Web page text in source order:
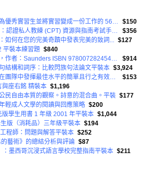
$150
$356
如何在您的完美奇蹟中發表完美的致詞...
$127
平裝本練習題 $840
$914
結構和詞序：比較閃族句法論文平裝本 $3,924
$153
與座右銘 精裝本 $1,196
民自由本質的觀察。詩意的混合曲。平裝 $177
輕成人文學的閱讀與回應策略 $200
學生用書 1 年級 2001 年平裝本 $1,044
版（消耗品）三年級平裝本 $194
程師：問題與解答平裝本 $252
藝術》的總結分析與評論 $87
墨西哥沉浸式語言學校完整指南平裝本 $211